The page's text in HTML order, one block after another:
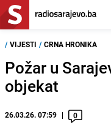
/ VIJESTI / CRNA HRONIKA
Požar u
objekat
26.03.26. 07:59 0